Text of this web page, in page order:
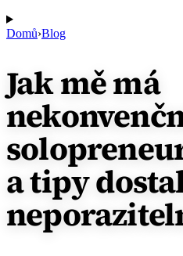
Domů›Blog
Jak mě má
a tipy